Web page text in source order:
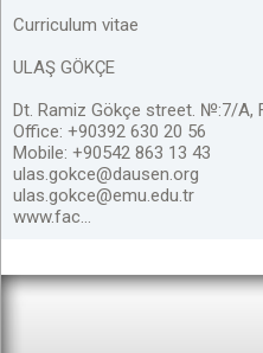
Curriculum vitae
ULAŞ GÖKÇE
Dt. Ramiz Gökçe street. №:7/A,
Office: +90392 630 20 56
Mobile: +90542 863 13 43
ulas.gokce@dausen.org
ulas.gokce@emu.edu.tr
www.fac...